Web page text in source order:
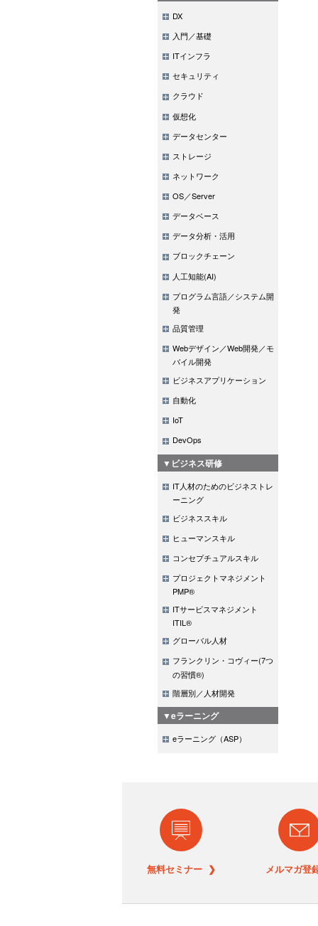
DX
入門／基礎
ITインフラ
セキュリティ
クラウド
仮想化
データセンター
ストレージ
ネットワーク
OS／Server
データベース
データ分析・活用
ブロックチェーン
人工知能(AI)
プログラム言語／システム開
発
品質管理
Webデザイン／Web開発／モ
バイル開発
ビジネスアプリケーション
自動化
IoT
DevOps
▼ビジネス研修
IT人材のためのビジネストレ
ーニング
ビジネススキル
ヒューマンスキル
コンセプチュアルスキル
プロジェクトマネジメント
PMP®
ITサービスマネジメント
ITIL®
グローバル人材
フランクリン・コヴィー(7つ
の習慣®)
階層別／人材開発
▼eラーニング
eラーニング（ASP）
無料セミナー ❯ メルマガ